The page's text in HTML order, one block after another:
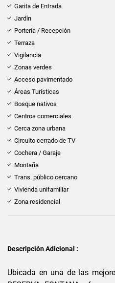
Garita de Entrada
Jardín
Portería / Recepción
Terraza
Vigilancia
Zonas verdes
Acceso pavimentado
Áreas Turísticas
Bosque nativos
Centros comerciales
Cerca zona urbana
Circuito cerrado de TV
Cochera / Garaje
Montaña
Trans. público cercano
Vivienda unifamiliar
Zona residencial
Descripción Adicional :
Ubicada en una de las